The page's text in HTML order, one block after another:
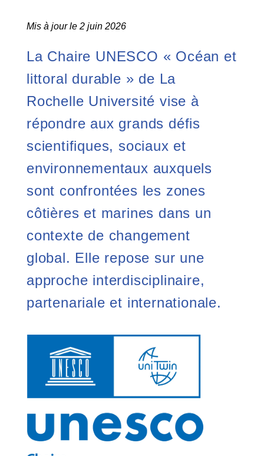
Mis à jour le 2 juin 2026
La Chaire UNESCO « Océan et
littoral durable » de La
Rochelle Université vise à
répondre aux grands défis
scientifiques, sociaux et
environnementaux auxquels
sont confrontées les zones
côtières et marines dans un
contexte de changement
global. Elle repose sur une
approche interdisciplinaire,
partenariale et internationale.